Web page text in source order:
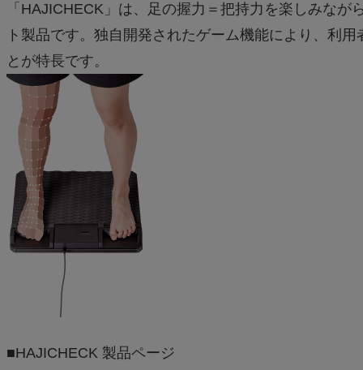
「HAJICHECK」は、足の握力＝把持力を楽しみな
ト製品です。独自開発されたゲーム機能により、利
とが特長です。
■HAJICHECK 製品ページ